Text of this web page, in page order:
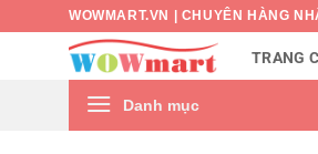
WOWMART.VN | CHUYÊN HÀNG
TRANG
Danh mục